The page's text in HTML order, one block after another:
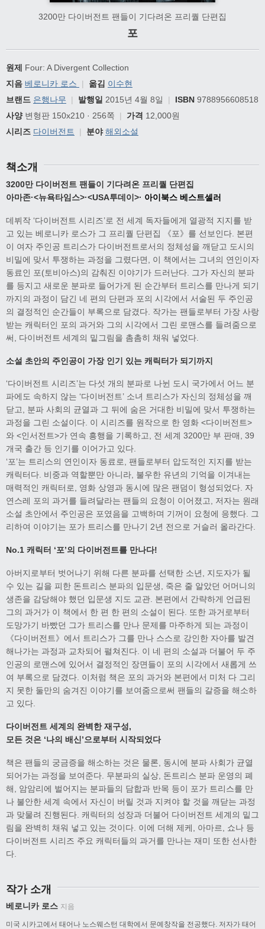
3200만 다이버전트 팬들이 기다려온 프리퀄 단편집
포
원제 Four: A Divergent Collection
지음 베로니카 로스 | 옮김 이수현
브랜드 은행나무 | 발행일 2015년 4월 8일 | ISBN 9788956608518
사양변형판 150x210 · 256쪽 | 가격 12,000원
시리즈 다이버전트 | 분야 해외소설
책소개
3200만 다이버전트 팬들이 기다려온 프리퀄 단편집
아마존·<뉴욕타임스>·<USA투데이 >· 아이북스 베스트셀러
데뷔작 ‘다이버전트 시리즈’로 전 세계 독자들에게 열광적 지지를 받
고 있는 베로니카 로스가 그 프리퀄 단편집 《포》를 선보인다. 본편
이 여자 주인공 트리스가 다이버전트로서의 정체성을 깨닫고 도시의
비밀에 맞서 투쟁하는 과정을 그렸다면, 이 책에서는 그녀의 연인이자
동료인 포(토비아스)의 감춰진 이야기가 드러난다. 그가 자신의 분파
를 등지고 새로운 분파로 들어가게 된 순간부터 트리스를 만나게 되기
까지의 과정이 담긴 네 편의 단편과 포의 시각에서 서술된 두 주인공
의 결정적인 순간들이 부록으로 담겼다. 작가는 팬들로부터 가장 사랑
받는 캐릭터인 포의 과거와 그의 시각에서 그린 로맨스를 들려줌으로
써, 다이버전트 세계의 밑그림을 촘촘히 채워 넣었다.
소설 초안의 주인공이 가장 인기 있는 캐릭터가 되기까지
‘다이버전트 시리즈’는 다섯 개의 분파로 나뉜 도시 국가에서 어느 분
파에도 속하지 않는 ‘다이버전트’ 소녀 트리스가 자신의 정체성을 깨
닫고, 분파 사회의 균열과 그 뒤에 숨은 거대한 비밀에 맞서 투쟁하는
과정을 그린 소설이다. 이 시리즈를 원작으로 한 영화 <다이버전트>
와 <인서전트>가 연속 흥행을 기록하고, 전 세계 3200만 부 판매, 39
개국 출간 등 인기를 이어가고 있다.
‘포’는 트리스의 연인이자 동료로, 팬들로부터 압도적인 지지를 받는
캐릭터다. 비중과 역할뿐만 아니라, 불우한 유년의 기억을 이겨내는
매력적인 캐릭터로, 영화 상영과 동시에 많은 팬덤이 형성되었다. 자
연스레 포의 과거를 들려달라는 팬들의 요청이 이어졌고, 저자는 원래
소설 초안에서 주인공은 포였음을 고백하며 기꺼이 요청에 응했다. 그
리하여 이야기는 포가 트리스를 만나기 2년 전으로 거슬러 올라간다.
No.1 캐릭터 ‘포’의 다이버전트를 만나다!
아버지로부터 벗어나기 위해 다른 분파를 선택한 소년, 지도자가 될
수 있는 길을 피한 돈트리스 분파의 입문생, 죽은 줄 알았던 어머니의
생존을 감당해야 했던 입문생 지도 교관. 본편에서 간략하게 언급된
그의 과거가 이 책에서 한 편 한 편의 소설이 된다. 또한 과거로부터
도망가기 바빴던 그가 트리스를 만나 문제를 마주하게 되는 과정이
《다이버전트》에서 트리스가 그를 만나 스스로 강인한 자아를 발견
해나가는 과정과 교차되어 펼쳐진다. 이 네 편의 소설과 더불어 두 주
인공의 로맨스에 있어서 결정적인 장면들이 포의 시각에서 새롭게 쓰
여 부록으로 담겼다. 이처럼 책은 포의 과거와 본편에서 미처 다 그리
지 못한 둘만의 숨겨진 이야기를 보여줌으로써 팬들의 갈증을 해소하
고 있다.
다이버전트 세계의 완벽한 재구성,
모든 것은 ‘나의 배신 ’으로부터 시작되었다
책은 팬들의 궁금증을 해소하는 것은 물론, 동시에 분파 사회가 균열
되어가는 과정을 보여준다. 무분파의 실상, 돈트리스 분파 운영의 폐
해, 암암리에 벌어지는 분파들의 담합과 반목 등이 포가 트리스를 만
나 불안한 세계 속에서 자신이 버릴 것과 지켜야 할 것을 깨닫는 과정
과 맞물려 진행된다. 캐릭터의 성장과 더불어 다이버전트 세계의 밑그
림을 완벽히 채워 넣고 있는 것이다. 이에 더해 제케, 아마르, 쇼나 등
다이버전트 시리즈 주요 캐릭터들의 과거를 만나는 재미 또한 선사한
다.
작가 소개
베로니카 로스 지음
미국 시카고에서 태어나 노스웨스턴 대학에서 문예창작을 전공했다. 저자가 태어